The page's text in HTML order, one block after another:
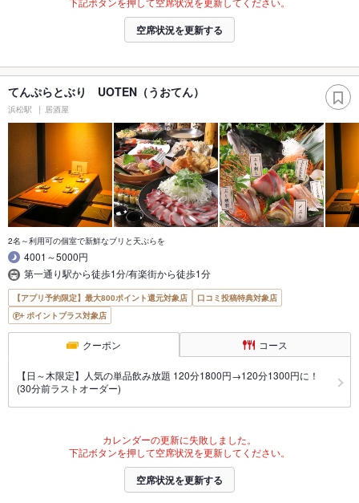
空席状況を更新する
てんぷらとぶり UOTEN（うおてん）
浜松駅 居酒屋
2名～利用可の個室で新鮮なブリと天ぷらを
4001～5000円
第一通り駅から徒歩1分/有楽街から徒歩1分
【アプリ予約限定】最大800ポイント還元対象店
口コミ投稿特典対象店
ポイントプラス対象店
クーポン コース
【日～木限定】人気の単品飲み放題 120分1800円→120分1300円に！
(30分前ラストオーダー)
カレンダーの更新に失敗しました。
下記ボタンを押して空席状況を更新してください。
空席状況を更新する